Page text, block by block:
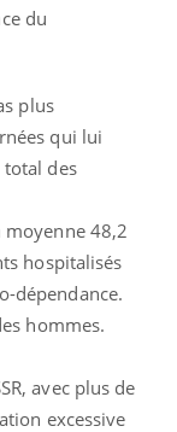
du
plus
qui lui
des
moyenne 48,2
hospitalisés
dépendance.
hommes.
avec plus de
excessive